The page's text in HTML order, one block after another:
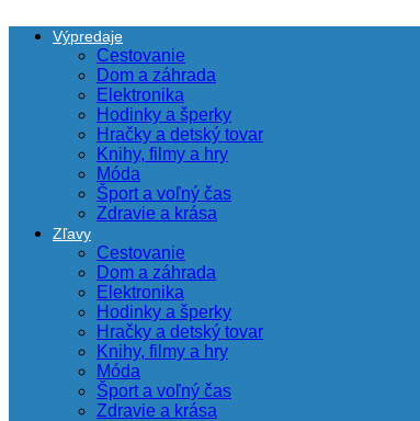
Výpredaje
Cestovanie
Dom a záhrada
Elektronika
Hodinky a šperky
Hračky a detský tovar
Knihy, filmy a hry
Móda
Šport a voľný čas
Zdravie a krása
Zľavy
Cestovanie
Dom a záhrada
Elektronika
Hodinky a šperky
Hračky a detský tovar
Knihy, filmy a hry
Móda
Šport a voľný čas
Zdravie a krása